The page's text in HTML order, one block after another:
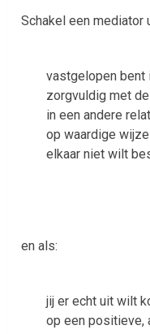
Schakel een mediator
vastgelopen bent
zorgvuldig met
in een andere
op waardige
elkaar niet wilt
en als:
jij er echt uit wilt
op een positieve,